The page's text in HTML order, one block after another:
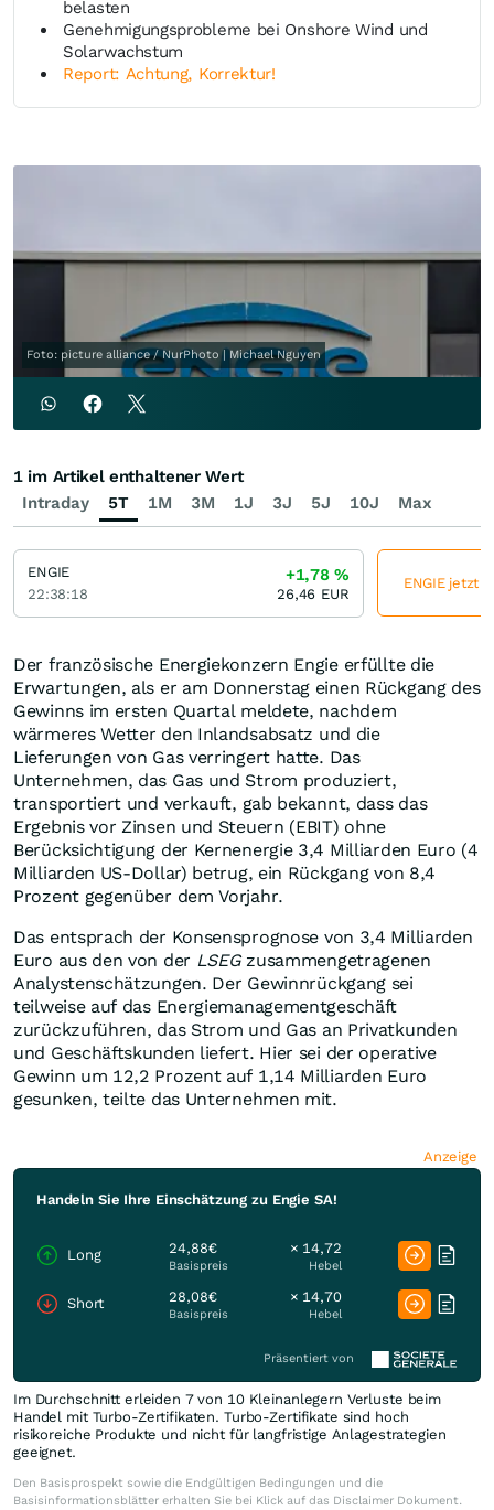
belasten
Genehmigungsprobleme bei Onshore Wind und
Solarwachstum
Report: Achtung, Korrektur!
Foto: picture alliance / NurPhoto | Michael Nguyen
Der französische Energiekonzern Engie erfüllte die
Erwartungen, als er am Donnerstag einen Rückgang des
Gewinns im ersten Quartal meldete, nachdem
wärmeres Wetter den Inlandsabsatz und die
Lieferungen von Gas verringert hatte. Das
Unternehmen, das Gas und Strom produziert,
transportiert und verkauft, gab bekannt, dass das
Ergebnis vor Zinsen und Steuern (EBIT) ohne
Berücksichtigung der Kernenergie 3,4 Milliarden Euro (4
Milliarden US-Dollar) betrug, ein Rückgang von 8,4
Prozent gegenüber dem Vorjahr.
Das entsprach der Konsensprognose von 3,4 Milliarden
Euro aus den von der LSEGzusammengetragenen
Analystenschätzungen. Der Gewinnrückgang sei
teilweise auf das Energiemanagementgeschäft
zurückzuführen, das Strom und Gas an Privatkunden
und Geschäftskunden liefert. Hier sei der operative
Gewinn um 12,2 Prozent auf 1,14 Milliarden Euro
gesunken, teilte das Unternehmen mit.
Anzeige
Handeln Sie Ihre Einschätzung zu Engie SA!
Long 24,88€
Basispreis
× 14,72
Hebel
Short 28,08€
Basispreis
× 14,70
Hebel
Präsentiert von
Im Durchschnitt erleiden 7 von 10 Kleinanlegern Verluste beim
Handel mit Turbo-Zertifikaten. Turbo-Zertifikate sind hoch
risikoreiche Produkte und nicht für langfristige Anlagestrategien
geeignet.
Den Basisprospekt sowie die Endgültigen Bedingungen und die
Basisinformationsblätter erhalten Sie bei Klick auf das Disclaimer Dokument.
Intraday 5T 1M 3M 1J 3J 5J 10J Max
1 im Artikel enthaltener Wert
ENGIE
22:38:18
+1,78%
26,46 EUR
ENGIE jetzt